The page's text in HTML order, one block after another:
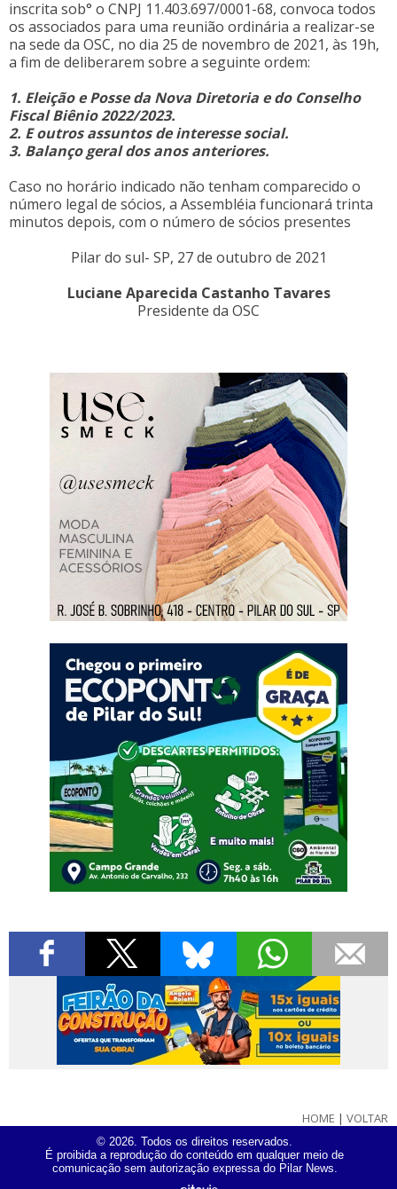
inscrita sob° o CNPJ 11.403.697/0001-68, convoca todos
os associados para uma reunião ordinária a realizar-se
na sede da OSC, no dia 25 de novembro de 2021, às 19h,
a fim de deliberarem sobre a seguinte ordem:
1. Eleição e Posse da Nova Diretoria e do Conselho
Fiscal Biênio 2022/2023.
2. E outros assuntos de interesse social.
3. Balanço geral dos anos anteriores.
Caso no horário indicado não tenham comparecido o
número legal de sócios, a Assembléia funcionará trinta
minutos depois, com o número de sócios presentes
Pilar do sul- SP, 27 de outubro de 2021
Luciane Aparecida Castanho Tavares
Presidente da OSC
HOME | VOLTAR
© 2026. Todos os direitos reservados.
É proibida a reprodução do conteúdo em qualquer meio de
comunicação sem autorização expressa do Pilar News.